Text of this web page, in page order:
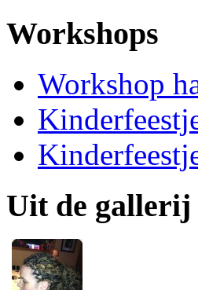
Workshops
Workshop
Uit de gallerij